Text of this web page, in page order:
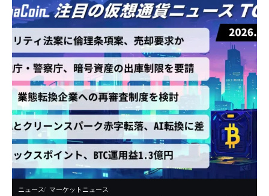
ニュース マーケットニュース